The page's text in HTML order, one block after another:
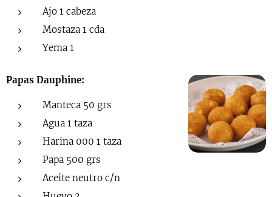
Ajo 1 cabeza
Mostaza 1 cda
Yema 1
Papas Dauphine:
Manteca 50 grs
Agua 1 taza
Harina 000 1 taza
Papa 500 grs
Aceite neutro c/n